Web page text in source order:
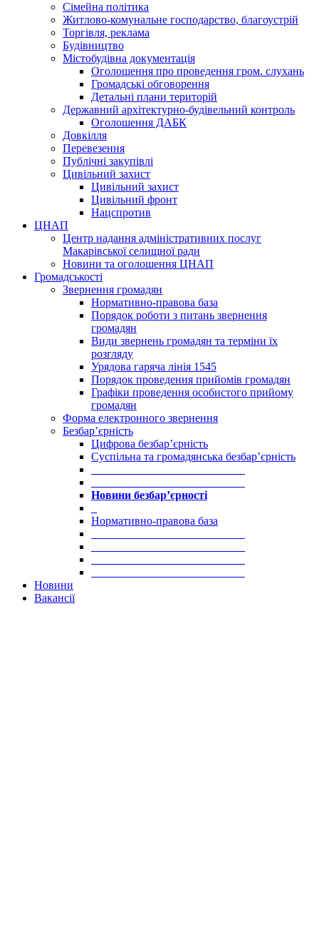
Сімейна політика
Житлово-комунальне господарство, благоустрій
Торгівля, реклама
Будівництво
Містобудівна документація
Оголошення про проведення гром. слухань
Громадські обговорення
Детальні плани територій
Державний архітектурно-будівельний контроль
Оголошення ДАБК
Довкілля
Перевезення
Публічні закупівлі
Цивільний захист
Цивільний захист
Цивільний фронт
Нацспротив
ЦНАП
Центр надання адміністративних послуг
Макарівської селищної ради
Новини та оголошення ЦНАП
Громадськості
Звернення громадян
Нормативно-правова база
Порядок роботи з питань звернення
громадян
Види звернень громадян та терміни їх
розгляду
Урядова гаряча лінія 1545
Порядок проведення прийомів громадян
Графіки проведення особистого прийому
громадян
Форма електронного звернення
Безбар’єрність
Цифрова безбар’єрність
Суспільна та громадянська безбар’єрність
Новини безбар’єрності
Нормативно-правова база
Новини
Вакансії